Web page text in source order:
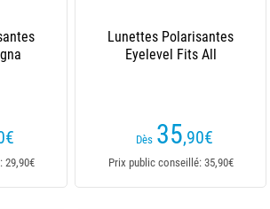
€
29,90€
Lunettes Polarisantes
Eyelevel Fits All
Dès 35,90€
Prix public conseillé: 35,90€